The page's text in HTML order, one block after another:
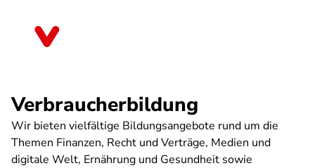
Verbraucherbildung
Wir bieten vielfältige Bildungsangebote rund um die
Themen Finanzen, Recht und Verträge, Medien und
digitale Welt, Ernährung und Gesundheit sowie